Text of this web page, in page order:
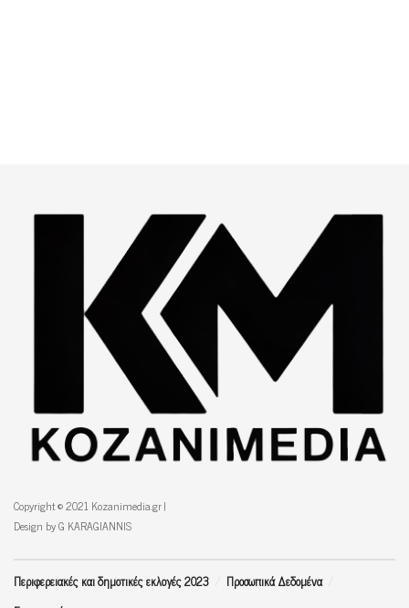
Copyright © 2021 Kozanimedia.gr |
Design by G KARAGIANNIS
Περιφερειακές και δημοτικές εκλογές 2023
Προσωπικά Δεδομένα